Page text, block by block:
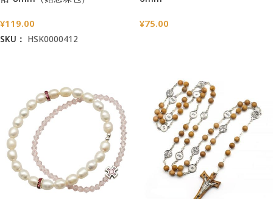
¥119.00
SKU： HSK0000412
¥75.00